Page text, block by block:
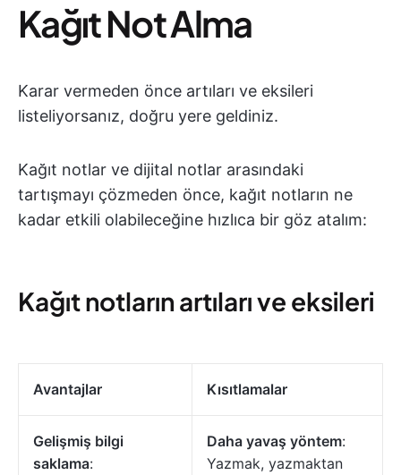
Kağıt Not Alma
Karar vermeden önce artıları ve eksileri
listeliyorsanız, doğru yere geldiniz.
Kağıt notlar ve dijital notlar arasındaki
tartışmayı çözmeden önce, kağıt notların ne
kadar etkili olabileceğine hızlıca bir göz atalım:
Kağıt notların artıları ve eksileri
Avantajlar Kısıtlamalar
Gelişmiş bilgi
saklama:
Daha yavaş yöntem:
Yazmak, yazmaktan